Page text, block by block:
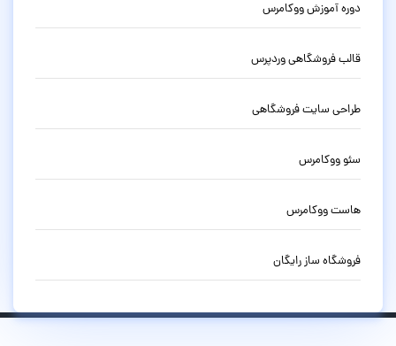
دوره آموزش ووکامرس
قالب فروشگاهی وردپرس
طراحی سایت فروشگاهی
سئو ووکامرس
هاست ووکامرس
فروشگاه ساز رایگان